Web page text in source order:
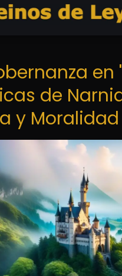
en
de
y Moralidad